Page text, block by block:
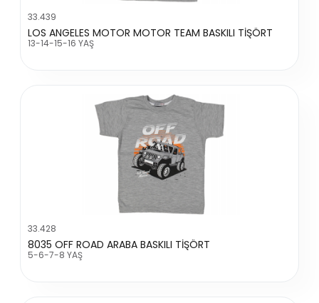
33.439
LOS ANGELES MOTOR MOTOR TEAM BASKILI TİŞÖRT
13-14-15-16 YAŞ
33.428
8035 OFF ROAD ARABA BASKILI TİŞÖRT
5-6-7-8 YAŞ